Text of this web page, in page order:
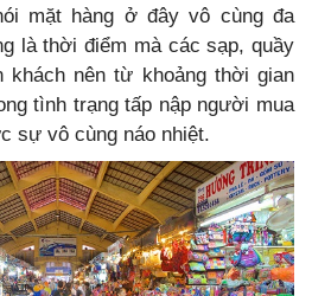
mặt hàng ở đây vô cùng đa
là thời điểm mà các sạp, quầy
khách nên từ khoảng thời gian
tình trạng tấp nập người mua
sự vô cùng náo nhiệt.